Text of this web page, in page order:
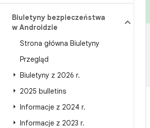
Biuletyny bezpieczeństwa
w Androidzie
Strona główna Biuletyny
Przegląd
Biuletyny z 2026 r.
2025 bulletins
Informacje z 2024 r.
Informacje z 2023 r.